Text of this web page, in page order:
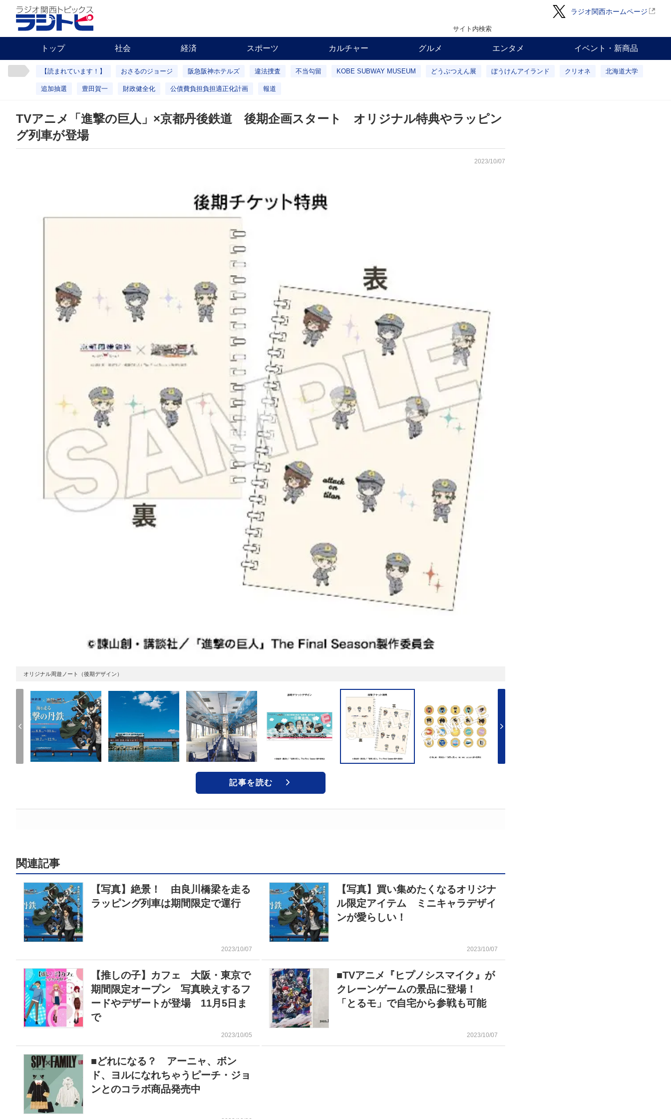
ラジオ関西ホームページ
サイト内検索
トップ 社会 経済 スポーツ カルチャー グルメ エンタメ イベント・新商品
【読まれています！】 おさるのジョージ 阪急阪神ホテルズ 違法捜査 不当勾留 KOBE SUBWAY MUSEUM どうぶつえん展 ぼうけんアイランド クリオネ 北海道大学
追加抽選 豊田賀一 財政健全化 公債費負担負担適正化計画 報道
TVアニメ「進撃の巨人」×京都丹後鉄道 後期企画スタート オリジナル特典やラッピン
グ列車が登場
2023/10/07
オリジナル周遊ノート（後期デザイン）
記事を読む
関連記事
【写真】絶景！ 由良川橋梁を走る
ラッピング列車は期間限定で運行
2023/10/07
【写真】買い集めたくなるオリジナ
ル限定アイテム ミニキャラデザイ
ンが愛らしい！
2023/10/07
【推しの子】カフェ 大阪・東京で
期間限定オープン 写真映えするフ
ードやデザートが登場 11月5日ま
で
2023/10/05
■TVアニメ『ヒプノシスマイク』が
クレーンゲームの景品に登場！
「とるモ」で自宅から参戦も可能
2023/10/07
■どれになる？ アーニャ、ボン
ド、ヨルになれちゃうピーチ・ジョ
ンとのコラボ商品発売中